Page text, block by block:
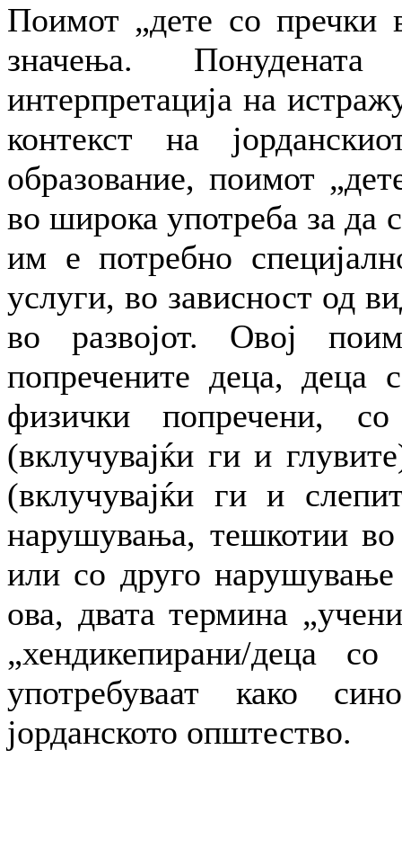
Поимот „дете со пречки
значења.
интерпретација на
контекст на
образование, поимот
во широка употреба за да
им е потребно
услуги, во зависност од
во развојот. Овој
попречените деца, деца
физички попречени,
(вклучувајќи ги и
(вклучувајќи ги и
нарушувања, тешкотии
или со друго
ова, двата термина
„хендикепирани/деца
употребуваат како
јорданското општество.